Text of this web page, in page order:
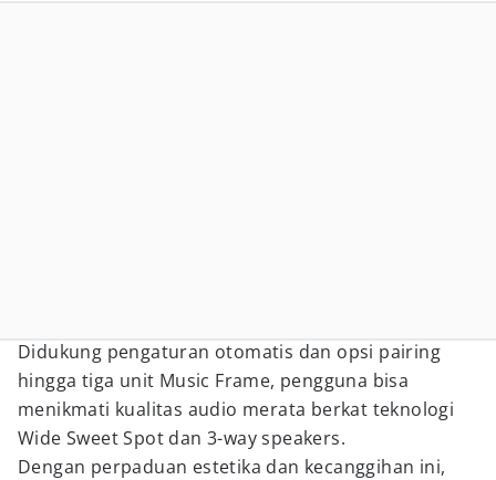
Didukung pengaturan otomatis dan opsi pairing
hingga tiga unit Music Frame, pengguna bisa
menikmati kualitas audio merata berkat teknologi
Wide Sweet Spot dan 3-way speakers.
Dengan perpaduan estetika dan kecanggihan ini,